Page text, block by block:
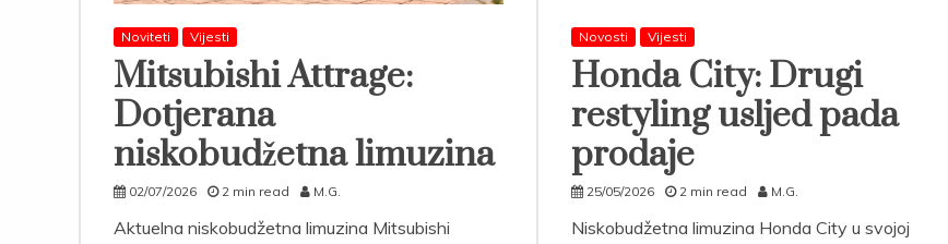
Noviteti Vijesti
Mitsubishi Attrage:
Dotjerana
niskobudžetna limuzina
02/07/2026 2 min read M.G.
Aktuelna niskobudžetna limuzina Mitsubishi
Novosti Vijesti
Honda City: Drugi
restyling usljed pada
prodaje
25/05/2026 2 min read M.G.
Niskobudžetna limuzina Honda City u svojoj